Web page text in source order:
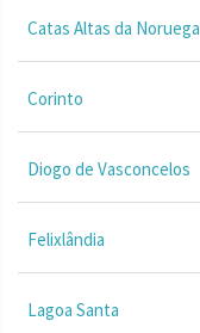
Catas Altas da Noruega
Corinto
Diogo de Vasconcelos
Felixlândia
Lagoa Santa